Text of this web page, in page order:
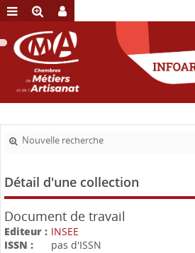
Nouvelle recherche
Détail d'une collection
Document de travail
Editeur : INSEE
ISSN :
pas d'ISSN